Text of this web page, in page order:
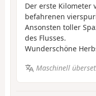
Der erste Kilometer
befahrenen
Ansonsten toller
des Flusses.
Wunderschöne
Maschinell